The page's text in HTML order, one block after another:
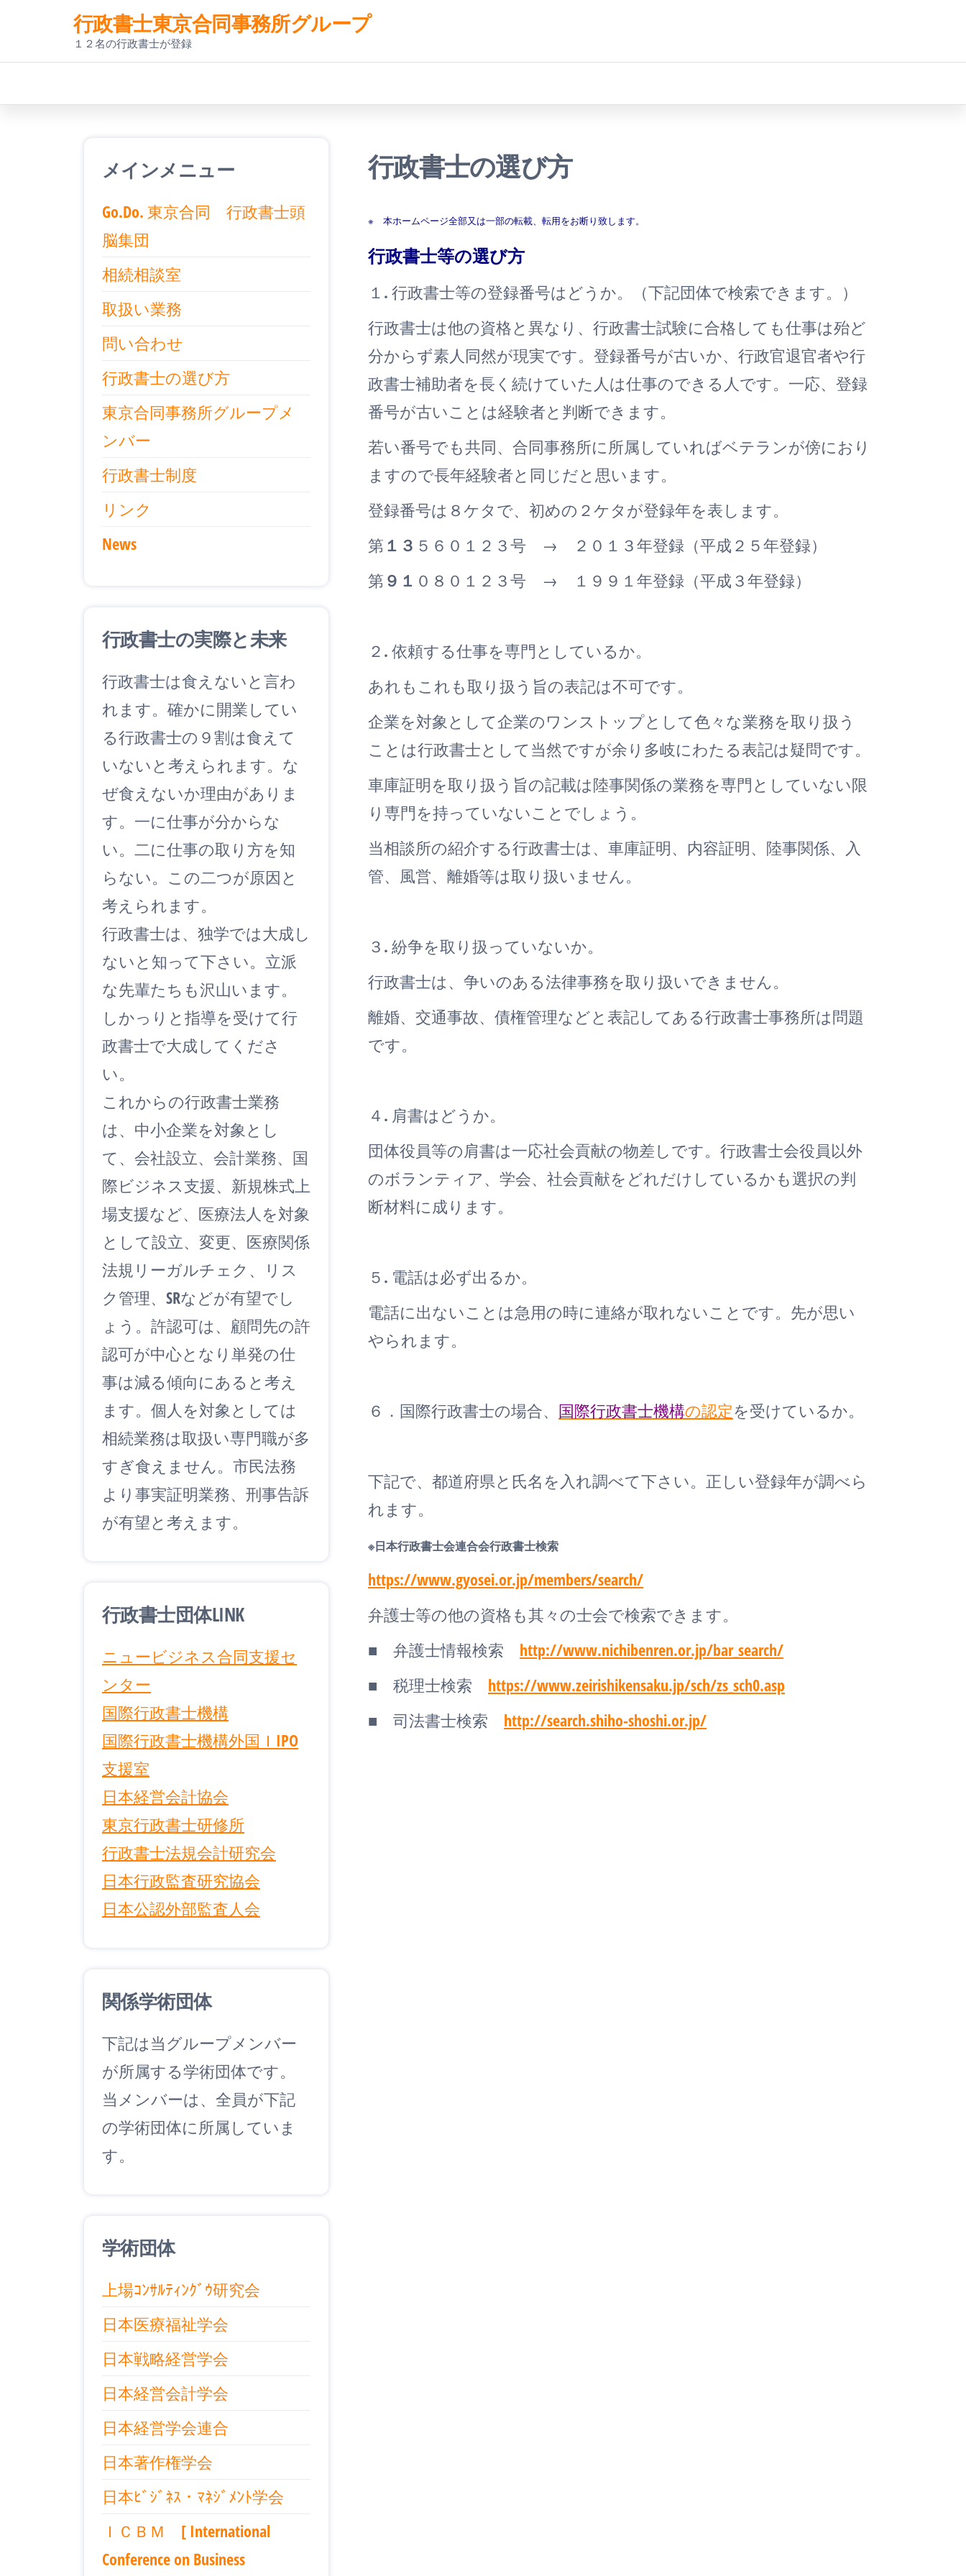
テ
行政書士東京合同事務所グループ
１２名の行政書士が登録
行政書士の選び方
※ 本ホームページ全部又は一部の転載、転用をお断り致します。
行政書士等の選び方
１. 行政書士等の登録番号はどうか。（下記団体で検索できます。）
行政書士は他の資格と異なり、行政書士試験に合格しても仕事は殆ど
分からず素人同然が現実です。登録番号が古いか、行政官退官者や行
政書士補助者を長く続けていた人は仕事のできる人です。一応、登録
番号が古いことは経験者と判断できます。
若い番号でも共同、合同事務所に所属していればベテランが傍におり
ますので長年経験者と同じだと思います。
登録番号は８ケタで、初めの２ケタが登録年を表します。
第 １３ ５６０１２３号 → ２０１３年登録（平成２５年登録）
第 ９１ ０８０１２３号 → １９９１年登録（平成３年登録）
２. 依頼する仕事を専門としているか。
あれもこれも取り扱う旨の表記は不可です。
企業を対象として企業のワンストップとして色々な業務を取り扱う
ことは行政書士として当然ですが余り多岐にわたる表記は疑問です。
車庫証明を取り扱う旨の記載は陸事関係の業務を専門としていない限
り専門を持っていないことでしょう。
当相談所の紹介する行政書士は、車庫証明、内容証明、陸事関係、入
管、風営、離婚等は取り扱いません。
３. 紛争を取り扱っていないか。
行政書士は、争いのある法律事務を取り扱いできません。
離婚、交通事故、債権管理などと表記してある行政書士事務所は問題
です。
４. 肩書はどうか。
団体役員等の肩書は一応社会貢献の物差しです。行政書士会役員以外
のボランティア、学会、社会貢献をどれだけしているかも選択の判
断材料に成ります。
５. 電話は必ず出るか。
電話に出ないことは急用の時に連絡が取れないことです。先が思い
やられます。
６．国際行政書士の場合、 国際行政書士機構の認定を受けているか。
下記で、都道府県と氏名を入れ調べて下さい。正しい登録年が調べら
れます。
※日本行政書士会連合会行政書士検索
https://www.gyosei.or.jp/members/search/
弁護士等の他の資格も其々の士会で検索できます。
■ 弁護士情報検索 http://www.nichibenren.or.jp/bar_search/
■ 税理士検索 https://www.zeirishikensaku.jp/sch/zs_sch0.asp
■ 司法書士検索 http://search.shiho-shoshi.or.jp/
メインメニュー
Go.Do. 東京合同 行政書士頭
脳集団
相続相談室
取扱い業務
問い合わせ
行政書士の選び方
東京合同事務所グループメ
ンバー
行政書士制度
リンク
News
行政書士の実際と未来
行政書士は食えないと言わ
れます。確かに開業してい
る行政書士の９割は食えて
いないと考えられます。な
ぜ食えないか理由がありま
す。一に仕事が分からな
い。二に仕事の取り方を知
らない。この二つが原因と
考えられます。
行政書士は、独学では大成し
ないと知って下さい。立派
な先輩たちも沢山います。
しかっりと指導を受けて行
政書士で大成してくださ
い。
これからの行政書士業務
は、中小企業を対象とし
て、会社設立、会計業務、国
際ビジネス支援、新規株式上
場支援など、医療法人を対象
として設立、変更、医療関係
法規リーガルチェク、リス
ク管理、SRなどが有望でし
ょう。許認可は、顧問先の許
認可が中心となり単発の仕
事は減る傾向にあると考え
ます。個人を対象としては
相続業務は取扱い専門職が多
すぎ食えません。市民法務
より事実証明業務、刑事告訴
が有望と考えます。
行政書士団体LINK
ニュービジネス合同支援セ
ンター
国際行政書士機構
国際行政書士機構外国ＩIPO
支援室
日本経営会計協会
東京行政書士研修所
行政書士法規会計研究会
日本行政監査研究協会
日本公認外部監査人会
関係学術団体
下記は当グループメンバー
が所属する学術団体です。
当メンバーは、全員が下記
の学術団体に所属していま
す。
学術団体
上場ｺﾝｻﾙﾃｨﾝｸﾞｳ研究会
日本医療福祉学会
日本戦略経営学会
日本経営会計学会
日本経営学会連合
日本著作権学会
日本ﾋﾞｼﾞﾈｽ・ﾏﾈｼﾞﾒﾝﾄ学会
ＩＣＢＭ [ International
Conference on Business